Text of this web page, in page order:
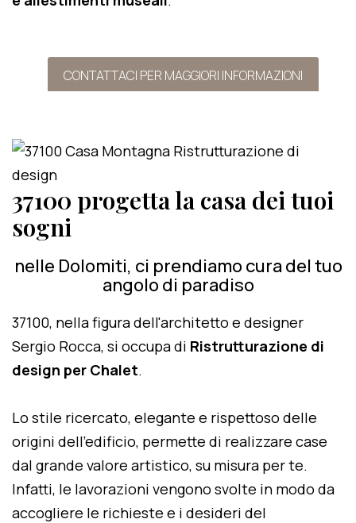
CONTATTACI PER MAGGIORI INFORMAZIONI
37100 progetta la casa dei tuoi
sogni
nelle Dolomiti, ci prendiamo cura del tuo
angolo di paradiso
37100, nella figura dell'architetto e designer
Sergio Rocca, si occupa di Ristrutturazione di
design per Chalet.
Lo stile ricercato, elegante e rispettoso delle
origini dell'edificio, permette di realizzare case
dal grande valore artistico, su misura per te.
Infatti, le lavorazioni vengono svolte in modo da
accogliere le richieste e i desideri del